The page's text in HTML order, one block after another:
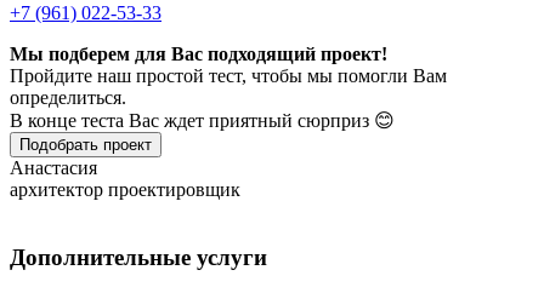
+7 (961) 022-53-33
Мы подберем для Вас подходящий проект!
Пройдите наш простой тест, чтобы мы помогли Вам
определиться.
В конце теста Вас ждет приятный сюрприз 😊
Подобрать проект
Анастасия
архитектор проектировщик
Дополнительные услуги